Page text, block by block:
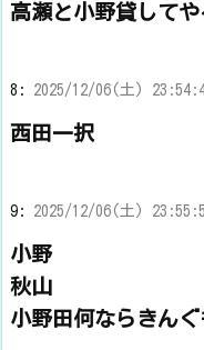
高瀬と小野貸してや
8: 2025/12/06(土)
西田一択
9: 2025/12/06(土)
小野
秋山
小野田何ならきん